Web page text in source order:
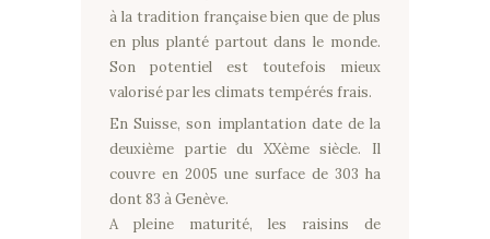
à la tradition française bien que de plus
en plus planté partout dans le monde.
Son potentiel est toutefois mieux
valorisé par les climats tempérés frais.
En Suisse, son implantation date de la
deuxième partie du XXème siècle. Il
couvre en 2005 une surface de 303 ha
dont 83 à Genève.
A pleine maturité, les raisins de